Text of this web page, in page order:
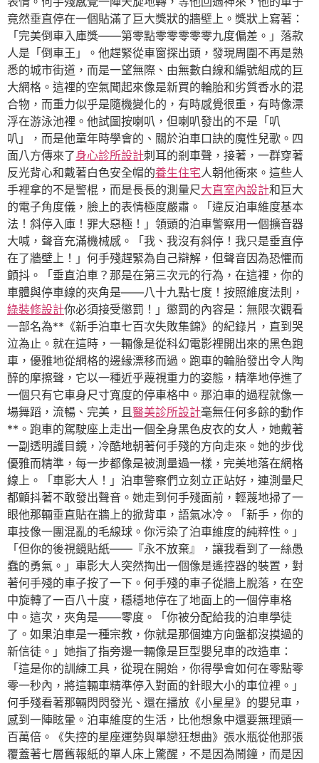
竟然垂直停在一個貼滿了巨大獎狀的牆壁上。獎狀上寫著：
「完美倒車入庫獎——第零點零零零零零九度偏差。」落款
人是「倒車王」。他趕緊從車窗探出頭，發現周圍不再是熟
悉的城市街道，而是一望無際、由無數白線和編號組成的巨
大網格。這裡的空氣聞起來像是新買的輪胎和劣質香水的混
合物，而重力似乎是隨機變化的，有時感覺很重，有時像漂
浮在游泳池裡。他試圖按喇叭，但喇叭發出的不是「叭
叭」，而是他童年時學會的、關於泊車口訣的魔性兒歌。四
面八方傳來了身心診所設計刺耳的剎車聲，接著，一群穿著
反光背心和戴著白色安全帽的養生住宅人朝他衝來。這些人
手裡拿的不是警棍，而是長長的測量尺大直室內設計和巨大
的電子角度儀，臉上的表情極度嚴肅。「違反泊車維度基本
法！斜停入庫！罪大惡極！」領頭的泊車警察用一個擴音器
大喊，聲音充滿機械感。「我、我沒有斜停！我只是垂直停
在了牆壁上！」何手殘趕緊為自己辯解，但聲音因為恐懼而
顫抖。「垂直泊車？那是在第三次元的行為，在這裡，你的
車體與停車線的夾角是——八十九點七度！按照維度法則，
綠裝修設計你必須接受懲罰！」懲罰的內容是：無限次觀看
一部名為**《新手泊車七百次失敗集錦》的紀錄片，直到哭
泣為止。就在這時，一輛像是從科幻電影裡開出來的黑色跑
車，優雅地從網格的邊緣漂移而過。跑車的輪胎發出令人陶
醉的摩擦聲，它以一種近乎蔑視重力的姿態，精準地停進了
一個只有它車身尺寸寬度的停車格中。那泊車的過程就像一
場舞蹈，流暢、完美，且醫美診所設計毫無任何多餘的動作
**。跑車的駕駛座上走出一個全身黑色皮衣的女人，她戴著
一副透明護目鏡，冷酷地朝著何手殘的方向走來。她的步伐
優雅而精準，每一步都像是被測量過一樣，完美地落在網格
線上。「車影大人！」泊車警察們立刻立正站好，連測量尺
都顫抖著不敢發出聲音。她走到何手殘面前，輕蔑地掃了一
眼他那輛垂直貼在牆上的掀背車，語氣冰冷。「新手，你的
車技像一團混亂的毛線球。你污染了泊車維度的純粹性。」
「但你的後視鏡貼紙——『永不放棄』，讓我看到了一絲愚
蠢的勇氣。」車影大人突然掏出一個像是遙控器的裝置，對
著何手殘的車子按了一下。何手殘的車子從牆上脫落，在空
中旋轉了一百八十度，穩穩地停在了地面上的一個停車格
中。這次，夾角是——零度。「你被分配給我的泊車學徒
了。如果泊車是一種宗教，你就是那個連方向盤都沒摸過的
新信徒。」她指了指旁邊一輛像是巨型嬰兒車的改造車：
「這是你的訓練工具，從現在開始，你得學會如何在零點零
零一秒內，將這輛車精準停入對面的針眼大小的車位裡。」
何手殘看著那輛閃閃發光、還在播放《小星星》的嬰兒車，
感到一陣眩暈。泊車維度的生活，比他想象中還要無理頭一
百萬倍。《失控的星座運勢與單戀狂想曲》張水瓶從他那張
覆蓋著七層舊報紙的單人床上驚醒，不是因為鬧鐘，而是因